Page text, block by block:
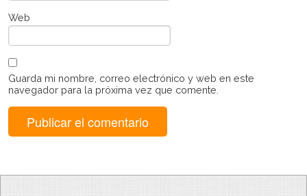
Web
Guarda mi nombre, correo electrónico y web en este
navegador para la próxima vez que comente.